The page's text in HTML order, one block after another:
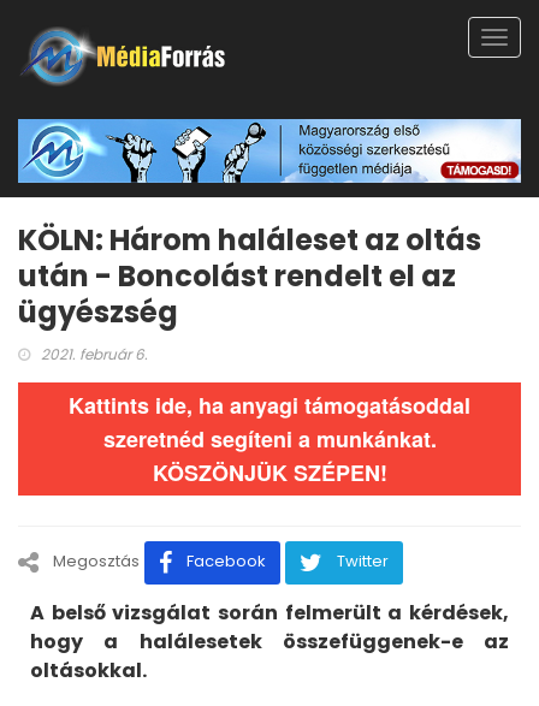
KÖLN: Három haláleset az oltás
után - Boncolást rendelt el az
ügyészség
2021. február 6.
Kattints ide, ha anyagi támogatásoddal
szeretnéd segíteni a munkánkat.
KÖSZÖNJÜK SZÉPEN!
Megosztás Facebook Twitter
A belső vizsgálat során felmerült a kérdések,
hogy a halálesetek összefüggenek-e az
oltásokkal.